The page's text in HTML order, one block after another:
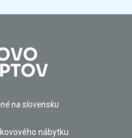
na slovensku
nábytku